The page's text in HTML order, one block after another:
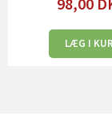
LÆG I